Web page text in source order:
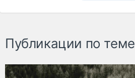
Публикации по теме